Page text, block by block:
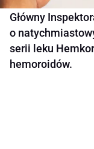
Główny
o
serii leku
hemoroidów.